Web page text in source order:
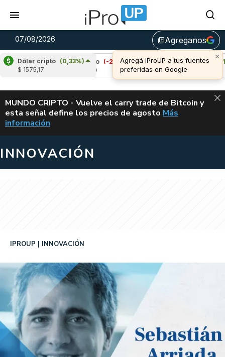
07/08/2026 library_addAgreganos
×
Agregá iProUP a tus fuentes
preferidas en Google
Dólar cripto (0,33%)
$ 1575,17
Cardano (-2,18%)
Avalanche (0,31%)
u$s 6,43
ALERTA
MUNDO CRIPTO - Vuelve el carry trade de Bitcoin y
esta señal define los precios de agosto VUELVE EL
Más
información
INNOVACIÓN
IPROUP INNOVACIÓN